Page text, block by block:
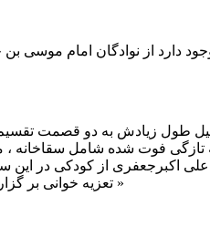
دارد از نوادگان امام موسی
طول زیادش به دو قصمت
فوت شده شامل سقاخانه ،
اکبرجعفری از کودکی در این
تعزیه خوانی بر گزار می گردد ، و مسجد این مکان به عنوان مسجد جامع روستای پائین محسوب می شود .« گفتنی ایست در این روستا ده مسجد وجود دارد »